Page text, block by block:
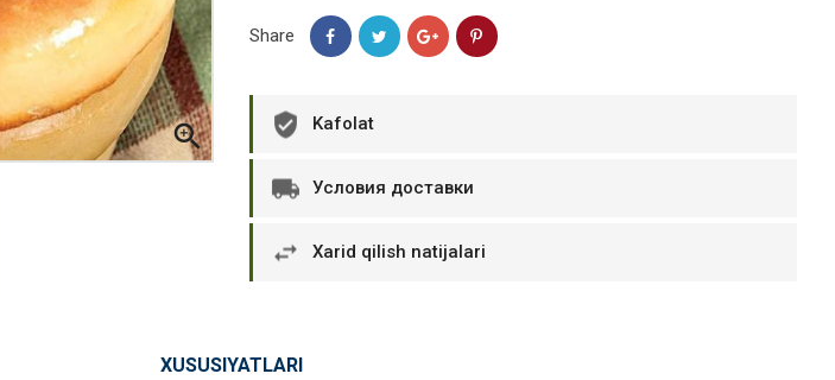
Кузяева
сделала заказ, все
назначенного
Анвар, спасибо ему!
максимально быстро. Покупал мясо

Share
Kafolat
Условия доставки
Xarid qilish natijalari
XUSUSIYATLARI